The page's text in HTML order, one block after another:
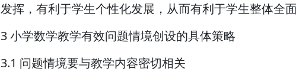
发挥，有利于学生个性化发展，从而有利于学生整体全
3 小学数学教学有效问题情境创设的具体策略
3.1 问题情境要与教学内容密切相关